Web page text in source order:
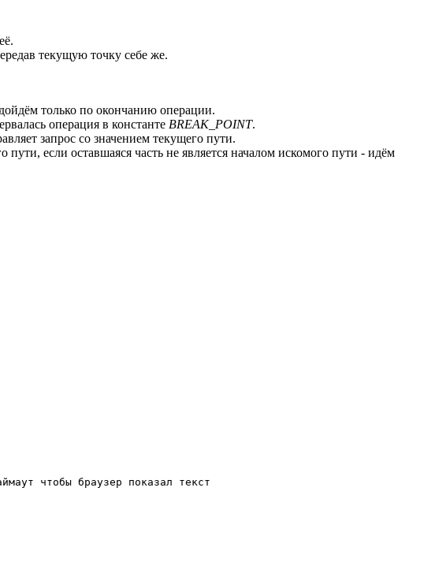
текущую точку себе же.
только по окончанию операции.
операция в константе BREAK_POINT.
запрос со значением текущего пути.
если оставшаяся часть не является началом искомого пути - идём
чтобы браузер показал текст